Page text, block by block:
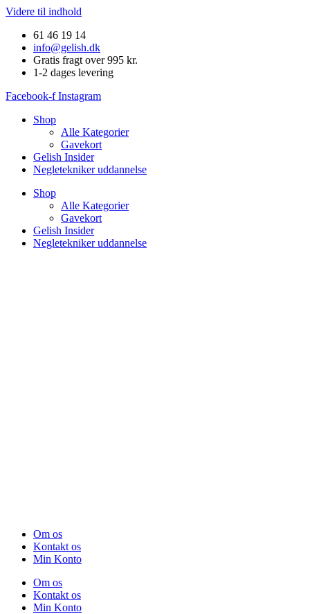
Videre til indhold
61 46 19 14
info@gelish.dk
Gratis fragt over 995 kr.
1-2 dages levering
Facebook-f Instagram
Shop
Alle Kategorier
Gavekort
Gelish Insider
Negletekniker uddannelse
Shop
Alle Kategorier
Gavekort
Gelish Insider
Negletekniker uddannelse
Om os
Kontakt os
Min Konto
Om os
Kontakt os
Min Konto